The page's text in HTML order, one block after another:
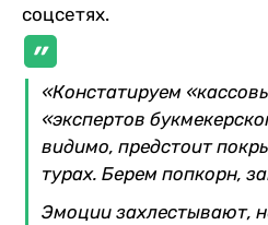
соцсетях.
«Констатируем
«экспертов
видимо, предстоит
турах. Берем попкорн,
Эмоции захлестывают,